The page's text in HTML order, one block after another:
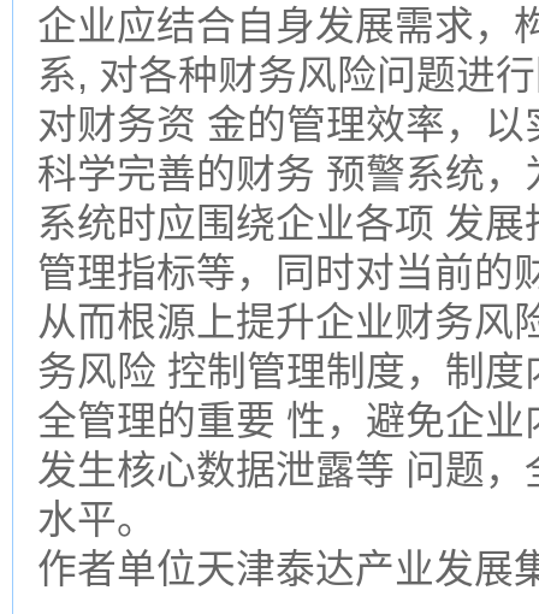
企业应结合自身发展需求，
系, 对各种财务风险问题进
对财务资 金的管理效率，
科学完善的财务 预警系统
系统时应围绕企业各项 发
管理指标等，同时对当前的
从而根源上提升企业财务风
务风险 控制管理制度，制
全管理的重要 性，避免企
发生核心数据泄露等 问题
水平。
作者单位天津泰达产业发展